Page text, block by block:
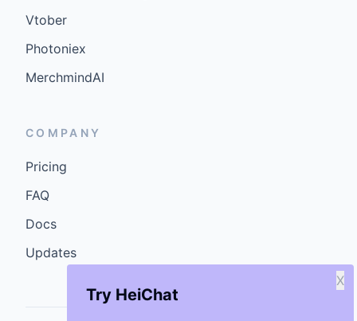
Try HeiChat
X
Vtober
Photoniex
MerchmindAI
COMPANY
Pricing
FAQ
Docs
Updates